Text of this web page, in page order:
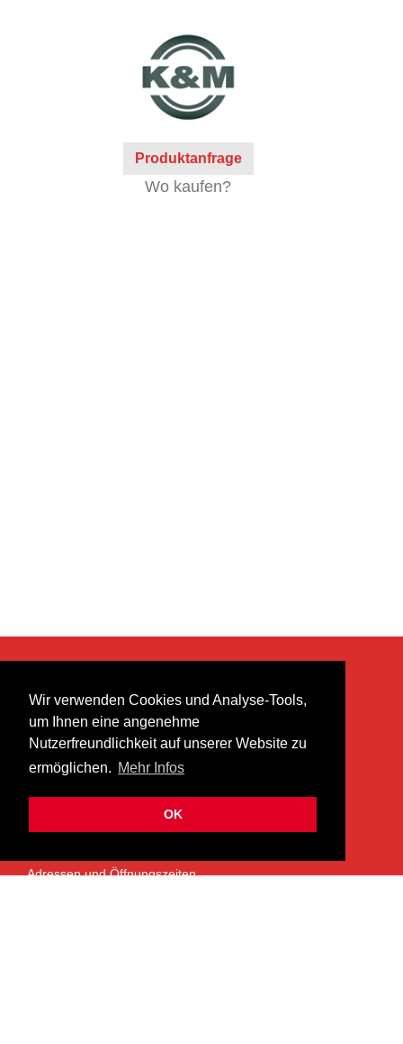
Wir verwenden Cookies und Analyse-Tools,
um Ihnen eine angenehme
Nutzerfreundlichkeit auf unserer Website zu
ermöglichen. Mehr Infos
OK
Produktanfrage
Wo kaufen?
heer musik ag
Lättenstrasse 35
8952 Schlieren
info@heermusic.com
ÜBER UNS
Adressen und Öffnungszeiten